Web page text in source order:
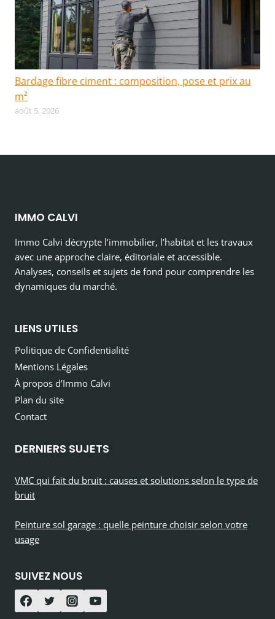
Bardage fibre ciment : composition, pose et prix au
m²
août 5, 2026
IMMO CALVI
Immo Calvi décrypte l’immobilier, l’habitat et les travaux
avec une approche claire, éditoriale et accessible.
Analyses, conseils et sujets de fond pour comprendre les
dynamiques du marché.
LIENS UTILES
Politique de Confidentialité
Mentions Légales
À propos d’Immo Calvi
Plan du site
Contact
DERNIERS SUJETS
VMC qui fait du bruit : causes et solutions selon le type de
bruit
Peinture sol garage : quelle peinture choisir selon votre
usage
SUIVEZ NOUS